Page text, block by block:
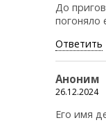
До
погоняло
Ответить
Аноним
26.12.2024
Его имя